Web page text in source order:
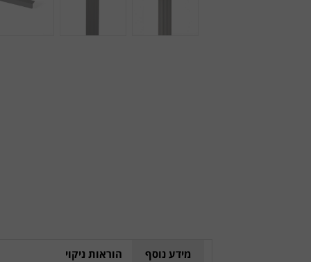
מידע נוסף הוראות ניקוי